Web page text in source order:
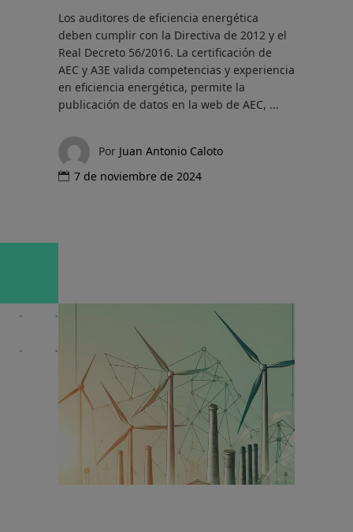
Los auditores de eficiencia energética
deben cumplir con la Directiva de 2012 y el
Real Decreto 56/2016. La certificación de
AEC y A3E valida competencias y experiencia
en eficiencia energética, permite la
publicación de datos en la web de AEC,
Por Juan Antonio Caloto
7 de noviembre de 2024